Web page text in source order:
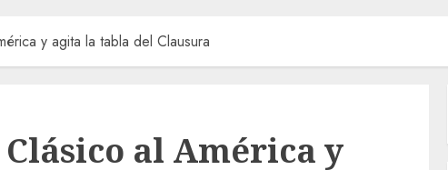
y agita la tabla del Clausura
al América y